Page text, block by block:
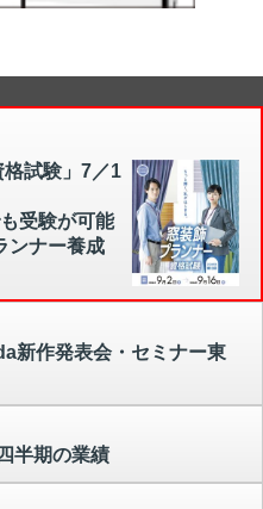
格試験」7／1
受験が可能
ンナー養成
作発表会・セミナー東
半期の業績